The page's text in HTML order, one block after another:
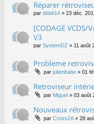
Réparer
par débé14 » 23 déc.
[CODAGE VCDS/
V3
par SystemDZ » 11 août
Probleme
par julienbabe » 01
Retroviseur
par Miguel » 03 août
Nouveaux
par Cross2A » 28